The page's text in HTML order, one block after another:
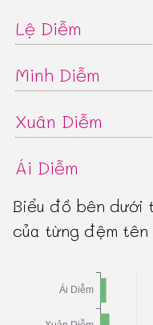
Lệ Diễm
Minh Diễm
Xuân Diễm
Ái Diễm
Biểu đồ bên
của từng đệm